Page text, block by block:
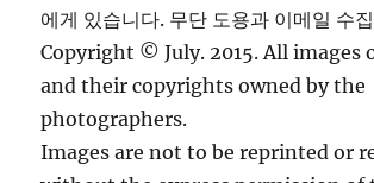
에게 있습니다. 무단 도용과 이메일 수
Copyright © July. 2015. All images
and their copyrights owned by the
photographers.
Images are not to be reprinted or